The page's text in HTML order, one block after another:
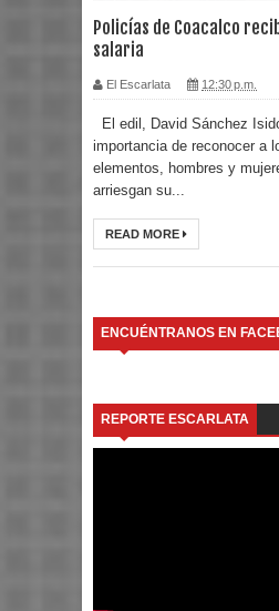
Policías de Coacalco
salaria
El Escarlata 12:30 p.m.
El edil, David Sánchez
importancia de reconocer a
elementos, hombres y
arriesgan su...
READ MORE
ENCUÉNTRANOS EN
REPORTE ESCARLATA